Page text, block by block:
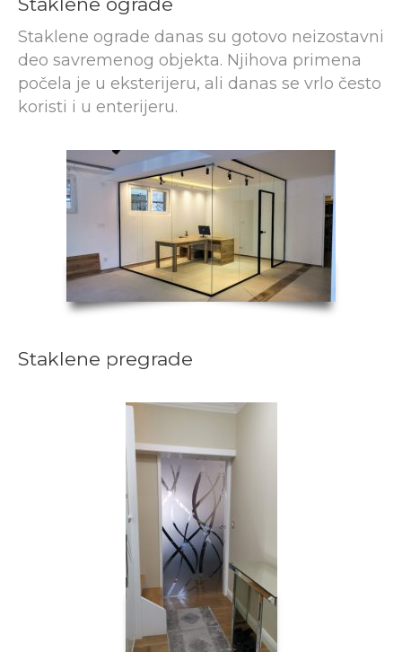
Staklene ograde danas su gotovo neizostavni
deo savremenog objekta. Njihova primena
počela je u eksterijeru, ali danas se vrlo često
koristi i u enterijeru.
Staklene pregrade